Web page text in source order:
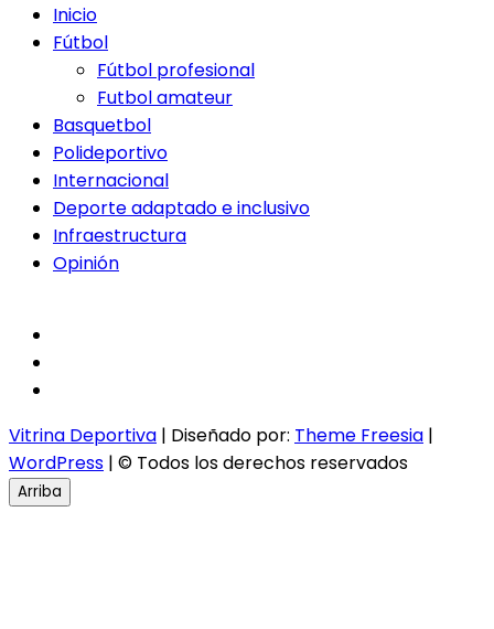
Inicio
Fútbol
Fútbol profesional
Futbol amateur
Basquetbol
Polideportivo
Internacional
Deporte adaptado e inclusivo
Infraestructura
Opinión
Vitrina Deportiva | Diseñado por: Theme Freesia |
WordPress | © Todos los derechos reservados
Arriba